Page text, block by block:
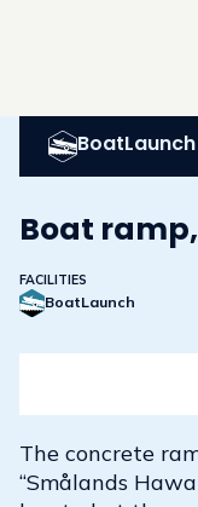
BoatLaunch
Boat
FACILITIES
BoatLaunch
The concrete
“Smålands